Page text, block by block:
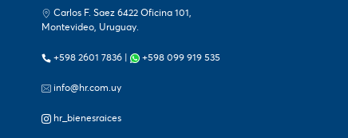
Carlos F. Saez 6422 Oficina 101,
Montevideo, Uruguay.
+598 2601 7836 | +598 099 919 535
info@hr.com.uy
hr_bienesraices